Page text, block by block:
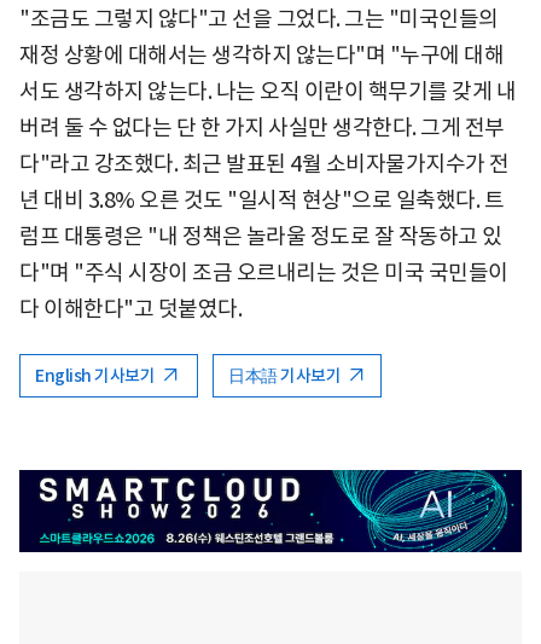
"조금도 그렇지 않다"고 선을 그었다. 그는 "미국인들의
재정 상황에 대해서는 생각하지 않는다"며 "누구에 대해
서도 생각하지 않는다. 나는 오직 이란이 핵무기를 갖게 내
버려 둘 수 없다는 단 한 가지 사실만 생각한다. 그게 전부
다"라고 강조했다. 최근 발표된 4월 소비자물가지수가 전
년 대비 3.8% 오른 것도 "일시적 현상"으로 일축했다. 트
럼프 대통령은 "내 정책은 놀라울 정도로 잘 작동하고 있
다"며 "주식 시장이 조금 오르내리는 것은 미국 국민들이
다 이해한다"고 덧붙였다.
English 기사보기 日本語 기사보기